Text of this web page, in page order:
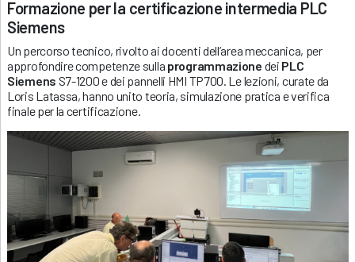
Formazione per la certificazione intermedia PLC
Siemens
Un percorso tecnico, rivolto ai docenti dell’area meccanica, per
approfondire competenze sulla programmazione dei PLC
Siemens S7-1200 e dei pannelli HMI TP700. Le lezioni, curate da
Loris Latassa, hanno unito teoria, simulazione pratica e verifica
finale per la certificazione.